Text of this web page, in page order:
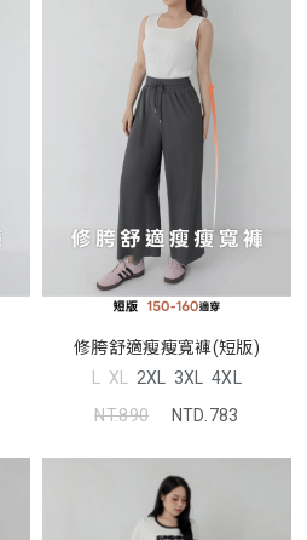
修胯舒適瘦瘦寬褲(短版)
L XL 2XL 3XL 4XL
NT.890
NTD.783